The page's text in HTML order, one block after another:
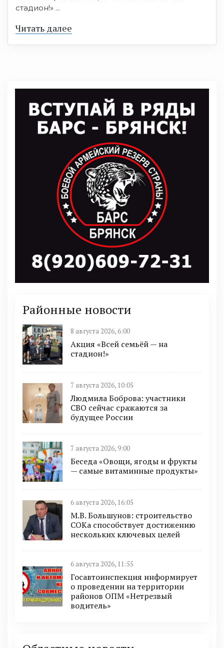
стадион!» ...
Читать далее
Районные новости
8 августа 2026, 6:00
Акция «Всей семьёй — на
стадион!»
7 августа 2026, 10:05
Людмила Боброва: участники
СВО сейчас сражаются за
будущее России
7 августа 2026, 9:00
Беседа «Овощи, ягоды и фрукты
— самые витаминные продукты»
6 августа 2026, 16:05
М.В. Большунов: строительство
СОКа способствует достижению
нескольких ключевых целей
6 августа 2026, 11:55
Госавтоинспекция информирует
о проведении на территории
районов ОПМ «Нетрезвый
водитель»